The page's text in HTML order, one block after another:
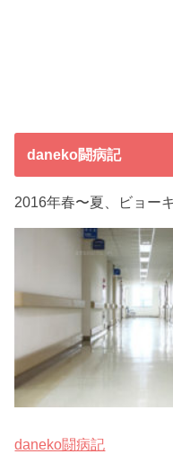
daneko闘病記
2016年春〜夏、ビョー
daneko闘病記